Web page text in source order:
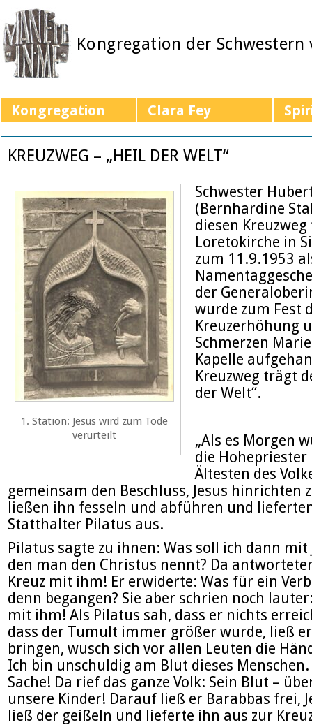
Kongregation Clara Fey
Kongregation der Schwestern
KREUZWEG – „HEIL DER WELT“
1. Station: Jesus wird zum Tode
verurteilt
Schwester
(Bernhardine
diesen
Loretokirche in
zum 11.9.1953
der
wurde zum Fest
Kreuzerhöhung
Schmerzen
Kapelle
Kreuzweg trägt
der Welt“.
„Als es Morgen
die Hohepriester
Ältesten des
gemeinsam den Beschluss, Jesus hinrichten
ließen ihn fesseln und abführen und
Statthalter Pilatus aus.
Pilatus sagte zu ihnen: Was soll ich dann mit
den man den Christus nennt? Da
Kreuz mit ihm! Er erwiderte: Was für ein
denn begangen? Sie aber schrien noch
mit ihm! Als Pilatus sah, dass er nichts
dass der Tumult immer größer wurde, ließ
bringen, wusch sich vor allen Leuten die
Ich bin unschuldig am Blut dieses
Sache! Da rief das ganze Volk: Sein Blut –
unsere Kinder! Darauf ließ er Barabbas frei,
ließ der geißeln und lieferte ihn aus zur